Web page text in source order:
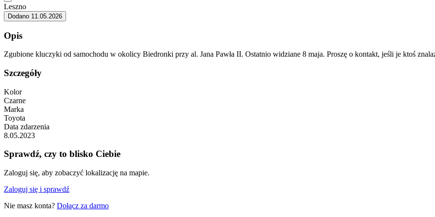
Leszno
Dodano 11.05.2026
Opis
Zgubione kluczyki od samochodu w okolicy Biedronki przy al. Jana Pawła II. Ostatnio widziane 8 maja. Proszę o kontakt, jeśli je ktoś
Szczegóły
Kolor
Czarne
Marka
Toyota
Data zdarzenia
8.05.2023
Sprawdź, czy to blisko Ciebie
Zaloguj się, aby zobaczyć lokalizację na mapie.
Zaloguj się i sprawdź
Nie masz konta? Dołącz za darmo